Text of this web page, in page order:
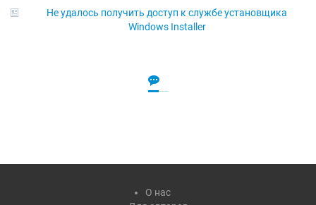
Не удалось получить доступ к службе установщика
Windows Installer
О нас